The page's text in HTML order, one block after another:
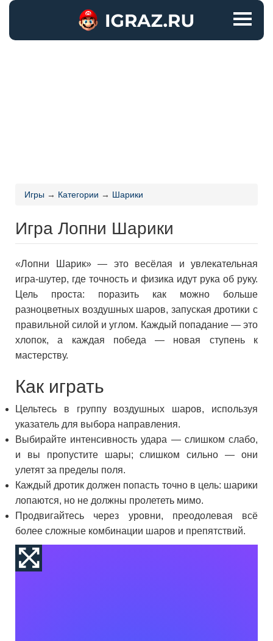
Игры → Категории → Шарики
Игра Лопни Шарики
«Лопни Шарик» — это весёлая и увлекательная
игра-шутер, где точность и физика идут рука об руку.
Цель проста: поразить как можно больше
разноцветных воздушных шаров, запуская дротики с
правильной силой и углом. Каждый попадание — это
хлопок, а каждая победа — новая ступень к
мастерству.
Как играть
Цельтесь в группу воздушных шаров, используя
указатель для выбора направления.
Выбирайте интенсивность удара — слишком слабо,
и вы пропустите шары; слишком сильно — они
улетят за пределы поля.
Каждый дротик должен попасть точно в цель: шарики
лопаются, но не должны пролететь мимо.
Продвигайтесь через уровни, преодолевая всё
более сложные комбинации шаров и препятствий.